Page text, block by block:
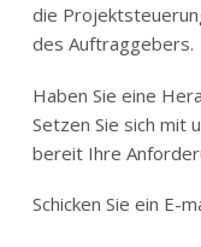
die
des Auftraggebers.
Haben Sie eine
Setzen Sie sich mit
bereit Ihre
Schicken Sie ein E-